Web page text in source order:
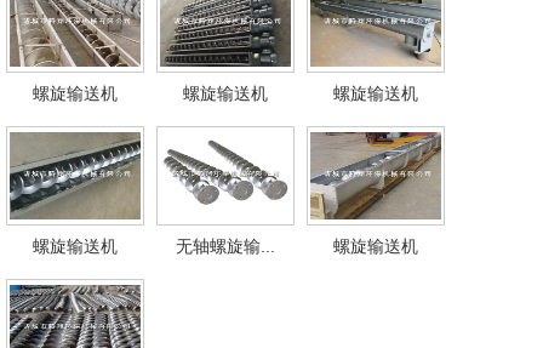
螺旋输送机 螺旋输送机 螺旋输送机
螺旋输送机 无轴螺旋输... 螺旋输送机